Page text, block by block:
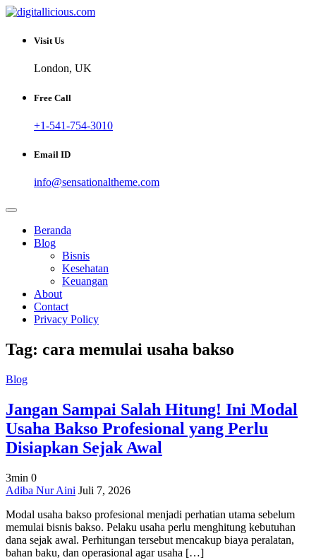
Skip
content
digitallicious.com
Sharing Digital Information
Visit Us
London, UK
Free Call
+1-541-754-3010
Email ID
info@sensationaltheme.com
Beranda
Blog
Bisnis
Kesehatan
Keuangan
About
Contact
Privacy Policy
Tag: cara memulai usaha bakso
Blog
Jangan Sampai Salah Hitung! Ini Modal
Usaha Bakso Profesional yang Perlu
Disiapkan Sejak Awal
3min 0
on
Sampai
Salah
Hitung!
Ini
Adiba Nur Aini Juli 7, 2026
Modal usaha bakso profesional menjadi perhatian utama sebelum
memulai bisnis bakso. Pelaku usaha perlu menghitung kebutuhan
dana sejak awal. Perhitungan tersebut mencakup biaya peralatan,
bahan baku, dan operasional agar usaha […]